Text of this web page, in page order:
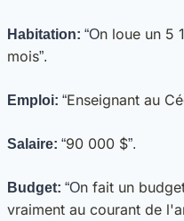
Habitation: “On loue un 5
mois”.
Emploi: “Enseignant au
Salaire: “90 000 $”.
Budget: “On fait un
vraiment au courant de